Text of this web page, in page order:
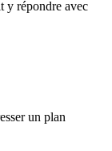
y répondre avec
un plan